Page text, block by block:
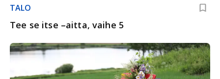
TALO
Tee se itse –aitta, vaihe 5